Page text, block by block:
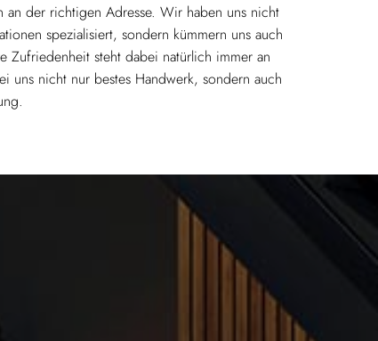
an der richtigen Adresse. Wir haben uns nicht
spezialisiert, sondern kümmern uns auch
Zufriedenheit steht dabei natürlich immer an
uns nicht nur bestes Handwerk, sondern auch